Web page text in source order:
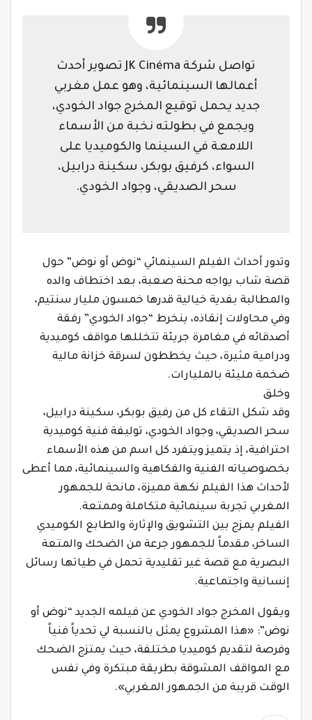
تواصل شركة JK Cinéma تصوير أحدث
أعمالها السينمائية، وهو عمل مغربي
جديد يحمل توقيع المخرج جواد الخودي،
ويجمع في بطولته نخبة من الأسماء
اللامعة في السينما والكوميديا على
السواء، كرفيق بوبكر، سكينة درابيل،
سحر الصديقي، وجواد الخودي.
وتدور أحداث الفيلم السينمائي “نوض أو نوض” حول
قصة شاب يواجه محنة صعبة، بعد اختطاف والده
والمطالبة بفدية خيالية قدرها خمسون مليار سنتيم،
وفي محاولات إنقاذه، ينخرط “جواد الخودي” رفقة
أصدقائه في مغامرة جريئة تتخللها مواقف كوميدية
ودرامية مثيرة، حيث يخططون لسرقة خزانة مالية
ضخمة مليئة بالمليارات.
وخلق
وقد شكل التقاء كل من رفيق بوبكر، سكينة درابيل،
سحر الصديقي، وجواد الخودي، توليفة فنية كوميدية
احترافية، إذ يتميز ويتفرد كل اسم من هذه الأسماء
بخصوصياته الفنية والفكاهية والسينمائية، مما أعطى
لأحداث هذا الفيلم نكهة مميزة، مانحة للجمهور
المغربي تجربة سينمائية متكاملة وممتعة.
الفيلم يمزج بين التشويق والإثارة والطابع الكوميدي
الساخر، مقدماً للجمهور جرعة من الضحك والمتعة
البصرية مع قصة غير تقليدية تحمل في طياتها رسائل
إنسانية واجتماعية.
ويقول المخرج جواد الخودي عن فيلمه الجديد “نوض أو
نوض”: «هذا المشروع يمثل بالنسبة لي تحدياً فنياً
وفرصة لتقديم كوميديا مختلفة، حيث يمتزج الضحك
مع المواقف المشوقة بطريقة مبتكرة وفي نفس
الوقت قريبة من الجمهور المغربي».